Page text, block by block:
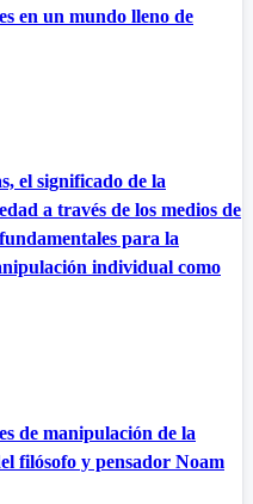
en un mundo lleno de
el significado de la
a través de los medios de
para la
individual como
de manipulación de la
filósofo y pensador Noam